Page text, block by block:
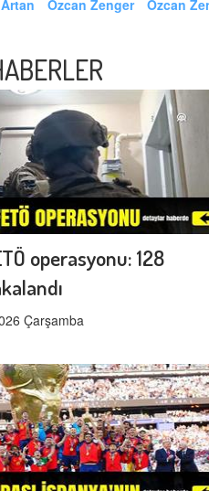
Özcan Zenger Özcan
operasyonu: 128
Çarşamba